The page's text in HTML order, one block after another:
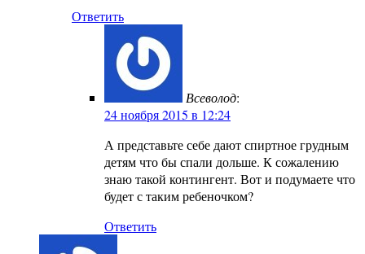
Ответить
Всеволод:
24 ноября 2015 в 12:24
А представьте себе дают спиртное грудным
детям что бы спали дольше. К сожалению
знаю такой контингент. Вот и подумаете что
будет с таким ребеночком?
Ответить